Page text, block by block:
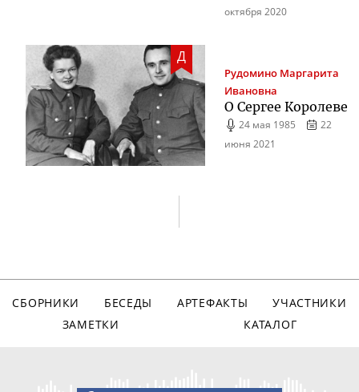
октября 2020
Д
Рудомино Маргарита
Ивановна
О Сергее Королеве
24 мая 1985
22
июня 2021
СБОРНИКИ БЕСЕДЫ АРТЕФАКТЫ
УЧАСТНИКИ
ЗАМЕТКИ
КАТАЛОГ